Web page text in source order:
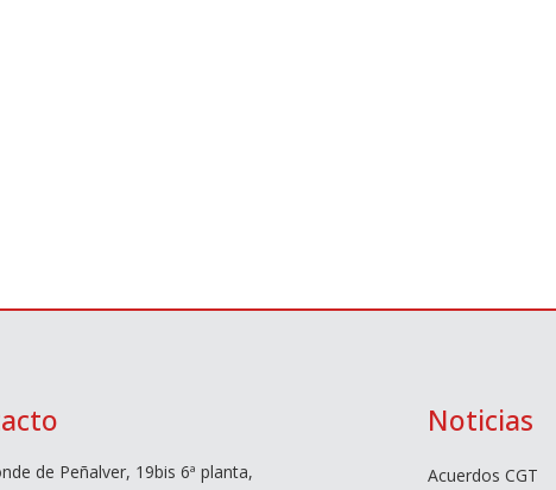
de Peñalver, 19bis 6ª planta,
Noticias
Acuerdos CGT